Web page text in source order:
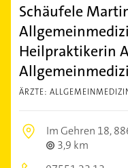
Schäufele
Heilpraktikerin
ÄRZTE:
Im Gehren 18,
3,9 km